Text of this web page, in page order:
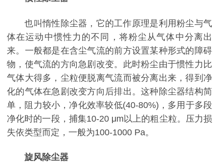
也叫惰性除尘器，它的工作原理是利用粉尘与气
体在运动中惯性力的不同，将粉尘从气体中分离出
来。一般都是在含尘气流的前方设置某种形式的障碍
物，使气流的方向急剧改变。此时粉尘由于惯性力比
气体大得多，尘粒便脱离气流而被分离出来，得到净
化的气体在急剧改变方向后排出。这种除尘器结构简
单，阻力较小，净化效率较低(40-80%)，多用于多段
净化时的一段，捕集10-20 μm以上的粗尘粒。压力损
失依类型而定，一般为100-1000 Pa。
旋风除尘器